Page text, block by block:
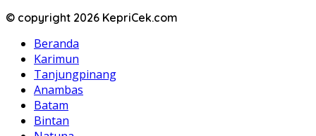
© copyright 2026 KepriCek.com
Beranda
Karimun
Tanjungpinang
Anambas
Batam
Bintan